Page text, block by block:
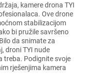
kamere drona TYI
Ove drone
stabilizacijom
bi pružile savršeno
da snimate za
droni TYI nude
treba. Podignite svoje
rješenjima kamera